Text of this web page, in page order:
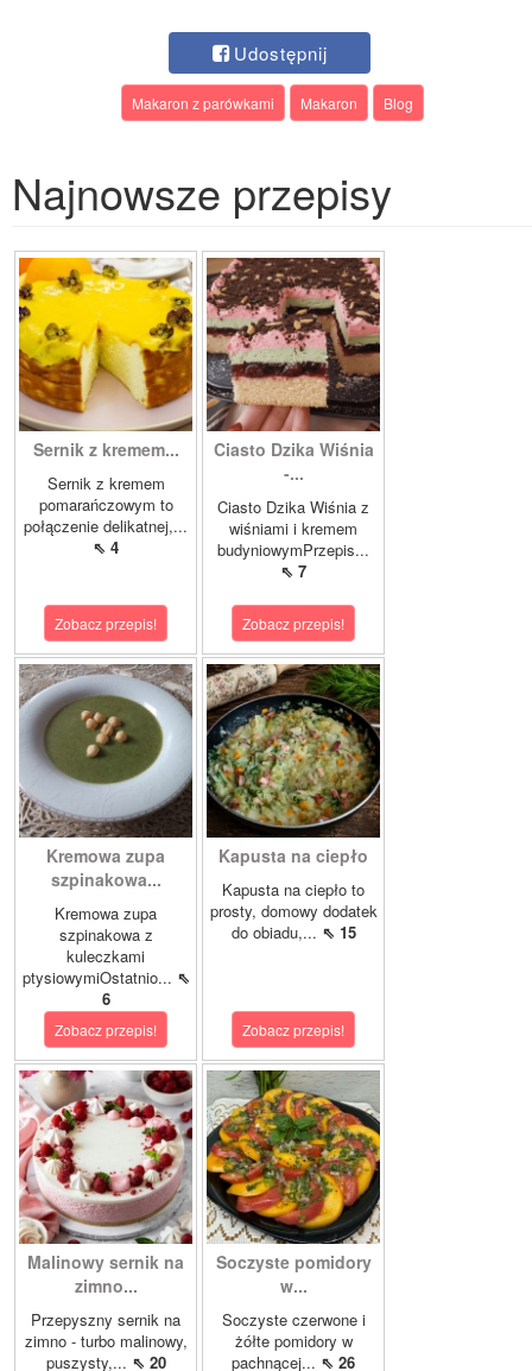
Udostępnij
Makaron z parówkami Makaron Blog
Najnowsze przepisy
Sernik z kremem...
Sernik z kremem
pomarańczowym to
połączenie delikatnej,...
⇖ 4
Zobacz przepis!
Ciasto Dzika Wiśnia
-...
Ciasto Dzika Wiśnia z
wiśniami i kremem
budyniowymPrzepis...
⇖ 7
Zobacz przepis!
Kremowa zupa
szpinakowa...
Kremowa zupa
szpinakowa z
kuleczkami
ptysiowymiOstatnio... ⇖
6
Zobacz przepis!
Kapusta na ciepło
Kapusta na ciepło to
prosty, domowy dodatek
do obiadu,... ⇖ 15
Zobacz przepis!
Malinowy sernik na
zimno...
Przepyszny sernik na
zimno - turbo malinowy,
puszysty,... ⇖ 20
Soczyste pomidory
w...
Soczyste czerwone i
żółte pomidory w
pachnącej... ⇖ 26